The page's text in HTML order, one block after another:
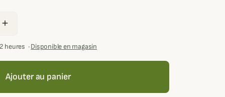
add
heures ·Disponible en magasin
Ajouter au panier